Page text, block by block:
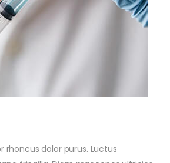
rhoncus dolor purus. Luctus